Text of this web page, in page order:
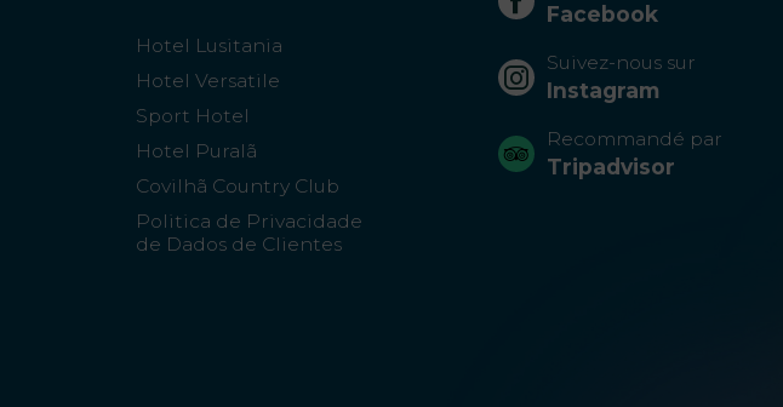
Hotel Lusitania
Hotel Versatile
Sport Hotel
Hotel Puralã
Covilhã Country Club
Politica de Privacidade
de Dados de Clientes
Facebook
Suivez-nous sur
Instagram
Recommandé par
Tripadvisor